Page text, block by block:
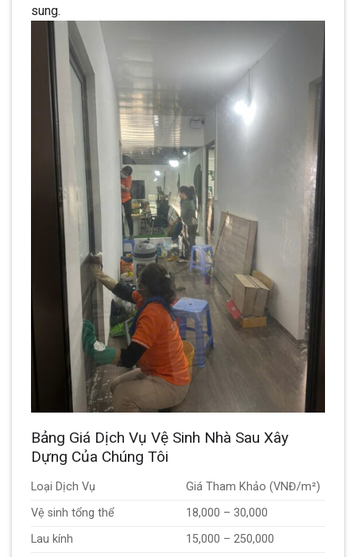
sung.
Bảng Giá Dịch Vụ Vệ Sinh Nhà Sau Xây
Dựng Của Chúng Tôi
Loại Dịch Vụ
Giá Tham Khảo (VNĐ/m²)
Vệ sinh tổng thể
18,000 – 30,000
Lau kính
15,000 – 250,000